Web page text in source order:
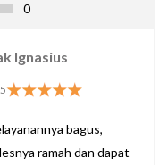
0
Ignasius
bagus,
ramah dan dapat